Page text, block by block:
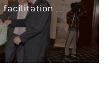
facilitation ...